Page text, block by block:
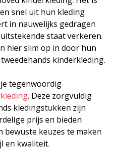
snel uit hun kleding
in nauwelijks gedragen
staat verkeren.
hier slim op in door hun
kinderkleding.
tegenwoordig
. Deze zorgvuldig
kledingstukken zijn
prijs en bieden
bewuste keuzes te maken
en kwaliteit.